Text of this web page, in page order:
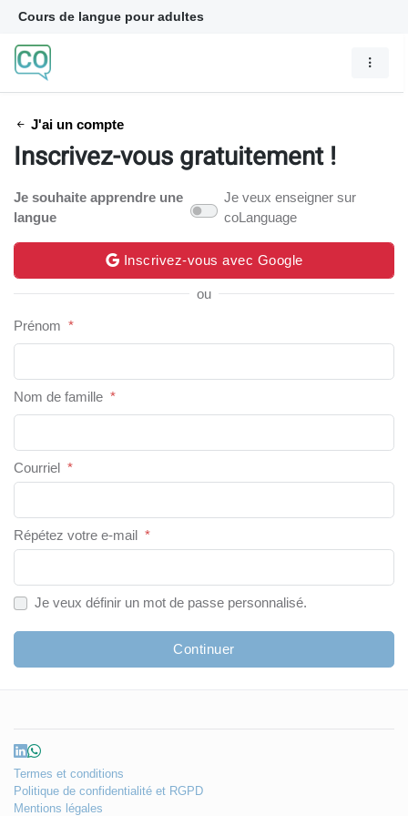
Cours de langue pour adultes
J'ai un compte
Inscrivez-vous gratuitement !
Je souhaite apprendre une
langue
Je veux enseigner sur
coLanguage
Inscrivez-vous avec Google
ou
Prénom *
Nom de famille *
Courriel *
Répétez votre e-mail *
Je veux définir un mot de passe personnalisé.
Continuer
Termes et conditions
Politique de confidentialité et RGPD
Mentions légales